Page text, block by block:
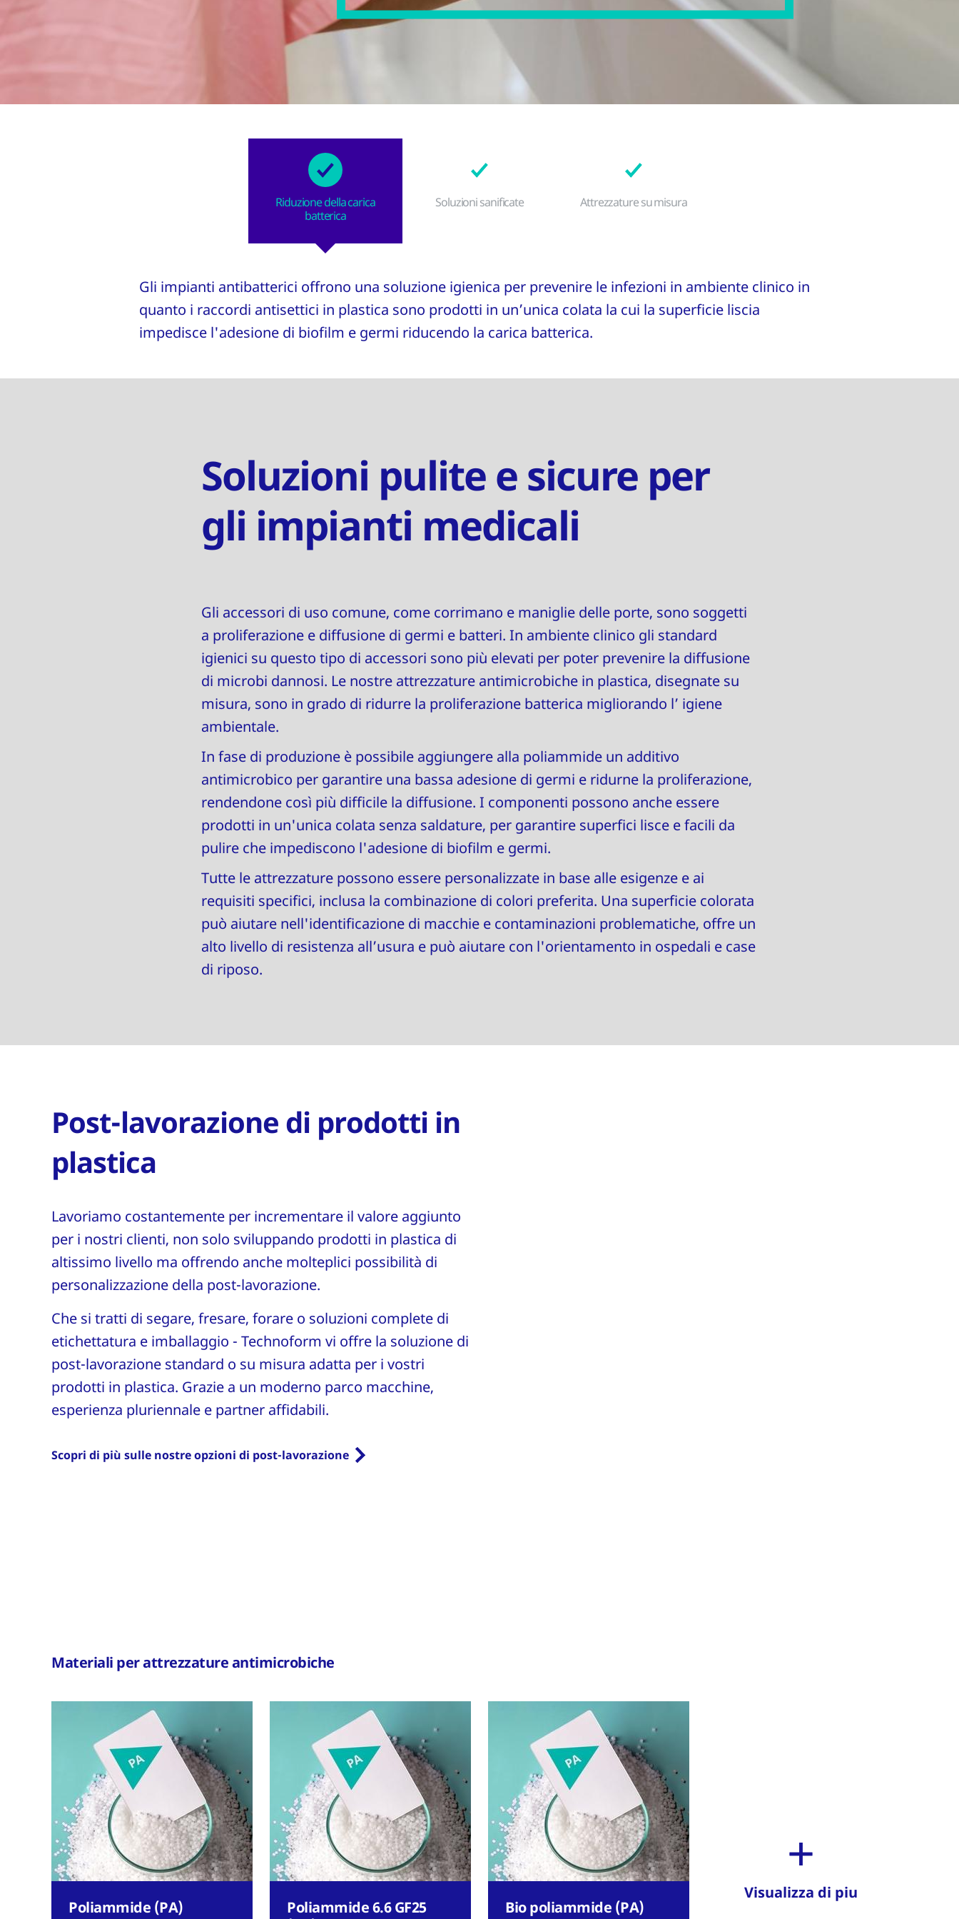
Riduzione della carica
batterica
Soluzioni sanificate Attrezzature su misura
Gli impianti antibatterici offrono una soluzione igienica per prevenire le infezioni in ambiente clinico in
quanto i raccordi antisettici in plastica sono prodotti in un’unica colata la cui la superficie liscia
impedisce l'adesione di biofilm e germi riducendo la carica batterica.
Soluzioni pulite e sicure per
gli impianti medicali
Gli accessori di uso comune, come corrimano e maniglie delle porte, sono soggetti
a proliferazione e diffusione di germi e batteri. In ambiente clinico gli standard
igienici su questo tipo di accessori sono più elevati per poter prevenire la diffusione
di microbi dannosi. Le nostre attrezzature antimicrobiche in plastica, disegnate su
misura, sono in grado di ridurre la proliferazione batterica migliorando l’ igiene
ambientale.
In fase di produzione è possibile aggiungere alla poliammide un additivo
antimicrobico per garantire una bassa adesione di germi e ridurne la proliferazione,
rendendone così più difficile la diffusione. I componenti possono anche essere
prodotti in un'unica colata senza saldature, per garantire superfici lisce e facili da
pulire che impediscono l'adesione di biofilm e germi.
Tutte le attrezzature possono essere personalizzate in base alle esigenze e ai
requisiti specifici, inclusa la combinazione di colori preferita. Una superficie colorata
può aiutare nell'identificazione di macchie e contaminazioni problematiche, offre un
alto livello di resistenza all’usura e può aiutare con l'orientamento in ospedali e case
di riposo.
Post-lavorazione di prodotti in
plastica
Lavoriamo costantemente per incrementare il valore aggiunto
per i nostri clienti, non solo sviluppando prodotti in plastica di
altissimo livello ma offrendo anche molteplici possibilità di
personalizzazione della post-lavorazione.
Che si tratti di segare, fresare, forare o soluzioni complete di
etichettatura e imballaggio - Technoform vi offre la soluzione di
post-lavorazione standard o su misura adatta per i vostri
prodotti in plastica. Grazie a un moderno parco macchine,
esperienza pluriennale e partner affidabili.
Scopri di più sulle nostre opzioni di post-lavorazione
Materiali per attrezzature antimicrobiche
Poliammide (PA)
Poliammide 6.6 GF25
Bio poliammide (PA)
Visualizza di piu